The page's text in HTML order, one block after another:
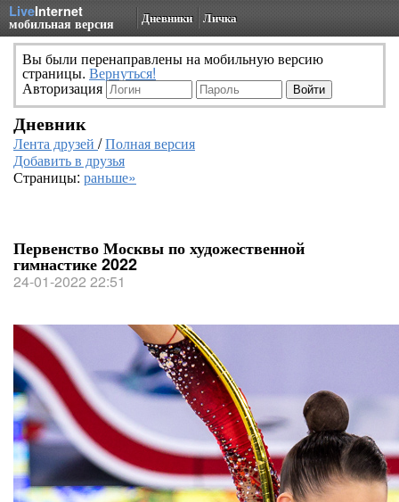
LiveInternet
мобильная версия Дневники Личка
Вы были перенаправлены на мобильную версию
страницы. Вернуться!
Авторизация
Дневник
Лента друзей /Полная версия
Добавить в друзья
Страницы: раньше»
Первенство Москвы по художественной
гимнастике 2022
24-01-2022 22:51